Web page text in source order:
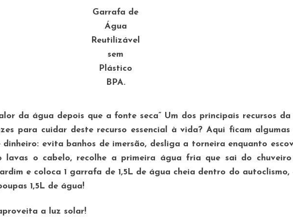
Garrafa de
Água
Reutilizável
sem
Plástico
BPA.
da água depois que a fonte seca” Um dos principais recursos da
para cuidar deste recurso essencial à vida? Aqui ficam algumas
evita banhos de imersão, desliga a torneira enquanto
lavas o cabelo, recolhe a primeira água fria que sai do
e coloca 1 garrafa de 1,5L de água cheia dentro do autoclismo,
1,5L de água!
a luz solar!